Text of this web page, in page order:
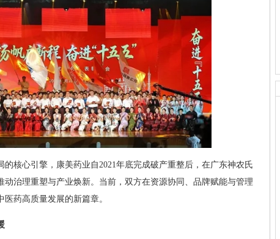
核心引擎，康美药业自2021年底完成破产重整后，在广东神农氏
动治理重塑与产业焕新。当前，双方在资源协同、品牌赋能与管理
药高质量发展的新篇章。